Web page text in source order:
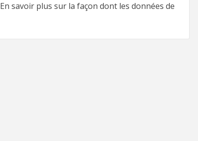
En savoir plus sur la façon dont les données de